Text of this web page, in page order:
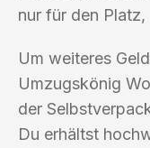
nur für den
Um weiteres
Umzugskönig
der
Du erhältst